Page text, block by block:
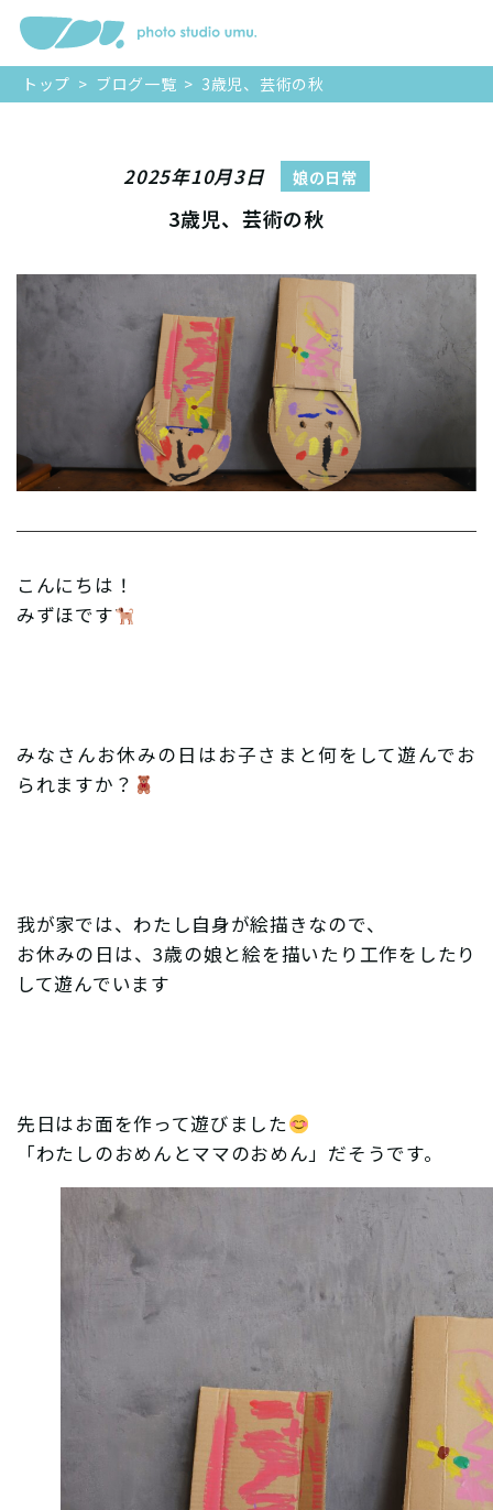
トップ > ブログ一覧 > 3歳児、芸術の秋
2025年10月3日 娘の日常
3歳児、芸術の秋
こんにちは！
みずほです
みなさんお休みの日はお子さまと何をして遊んでお
られますか？
我が家では、わたし自身が絵描きなので、
お休みの日は、3歳の娘と絵を描いたり工作をしたり
して遊んでいます
先日はお面を作って遊びました
「わたしのおめんとママのおめん」だそうです。